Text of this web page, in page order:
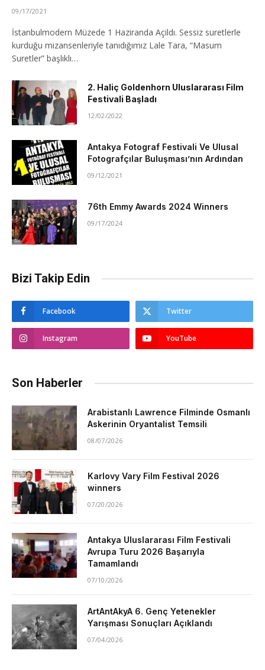
09/17/2021
İstanbulmodern Müzede 1 Haziranda Açildı. Sessiz suretlerle
kurduğu mizansenleriyle tanıdığımız Lale Tara, “Masum
Suretler” başlıklı…
2. Haliç Goldenhorn Uluslararası Film
Festivali Başladı
12/02/2022
Antakya Fotograf Festivali Ve Ulusal
Fotografçılar Buluşması’nın Ardından
09/12/2021
76th Emmy Awards 2024 Winners
09/17/2024
Bizi Takip Edin
Facebook Twitter
Instagram YouTube
Son Haberler
Arabistanlı Lawrence Filminde Osmanlı
Askerinin Oryantalist Temsili
08/07/2026
Karlovy Vary Film Festival 2026
winners
07/20/2026
Antakya Uluslararası Film Festivali
Avrupa Turu 2026 Başarıyla
Tamamlandı
07/10/2026
ArtAntAkyA 6. Genç Yetenekler
Yarışması Sonuçları Açıklandı
07/04/2026